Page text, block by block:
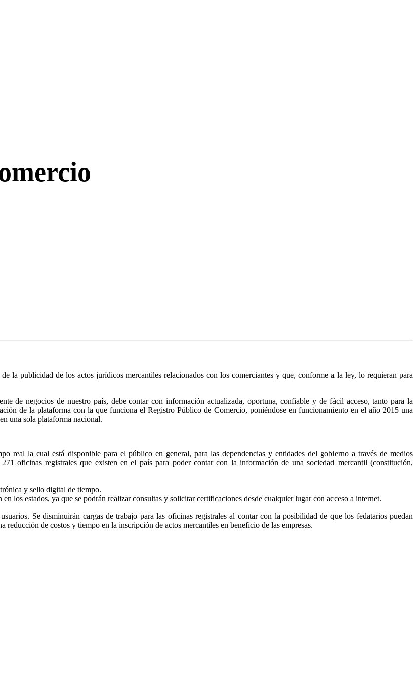
la publicidad de los actos jurídicos mercantiles relacionados con los comerciantes y que, conforme a la ley, lo requieran para
de negocios de nuestro país, debe contar con información actualizada, oportuna, confiable y de fácil acceso, tanto para la
de la plataforma con la que funciona el Registro Público de Comercio, poniéndose en funcionamiento en el año 2015 una
una sola plataforma nacional.
real la cual está disponible para el público en general, para las dependencias y entidades del gobierno a través de medios
oficinas registrales que existen en el país para poder contar con la información de una sociedad mercantil (constitución,
y sello digital de tiempo.
los estados, ya que se podrán realizar consultas y solicitar certificaciones desde cualquier lugar con acceso a internet.
Se disminuirán cargas de trabajo para las oficinas registrales al contar con la posibilidad de que los fedatarios puedan
de costos y tiempo en la inscripción de actos mercantiles en beneficio de las empresas.